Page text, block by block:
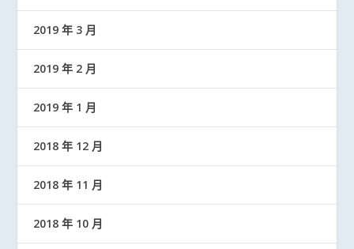
2019 年 3 月
2019 年 2 月
2019 年 1 月
2018 年 12 月
2018 年 11 月
2018 年 10 月